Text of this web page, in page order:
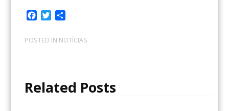
F
c
e
k
T
i
t
C
m
p
i
POSTED IN NOTÍCIAS
Related Posts